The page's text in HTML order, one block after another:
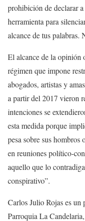
prohibición de declarar
herramienta para
alcance de tus palabras.
El alcance de la opinión
régimen que impone
abogados, artistas y
a partir del 2017 vieron
intenciones se
esta medida porque
pesa sobre sus
en reuniones político-
aquello que lo
conspirativo”.
Carlos Julio Rojas es un
Parroquia La